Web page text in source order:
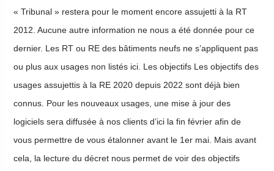
« Tribunal » restera pour le moment encore assujetti à la RT
2012. Aucune autre information ne nous a été donnée pour ce
dernier. Les RT ou RE des bâtiments neufs ne s’appliquent pas
ou plus aux usages non listés ici. Les objectifs Les objectifs des
usages assujettis à la RE 2020 depuis 2022 sont déjà bien
connus. Pour les nouveaux usages, une mise à jour des
logiciels sera diffusée à nos clients d’ici la fin février afin de
vous permettre de vous étalonner avant le 1er mai. Mais avant
cela, la lecture du décret nous permet de voir des objectifs